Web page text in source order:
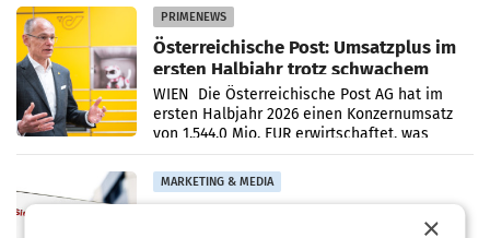
PRIMENEWS
Österreichische Post: Umsatzplus im
ersten Halbjahr trotz schwachem
Briefgeschäft
WIEN Die Österreichische Post AG hat im
ersten Halbjahr 2026 einen Konzernumsatz
von 1.544,0 Mio. EUR erwirtschaftet, was
einem Plus von 3,8 Prozent gegenüber dem
Vergleichszeitraum
MARKETING & MEDIA
×